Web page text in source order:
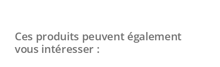
Ces produits peuvent également
vous intéresser :